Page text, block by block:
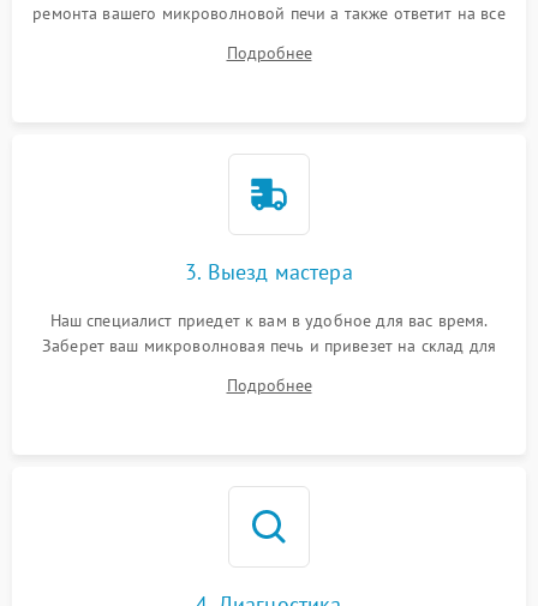
ремонта вашего микроволновой печи а также ответит на все
Подробнее
3. Выезд мастера
Наш специалист приедет к вам в удобное для вас время.
Заберет ваш микроволновая печь и привезет на склад для
Подробнее